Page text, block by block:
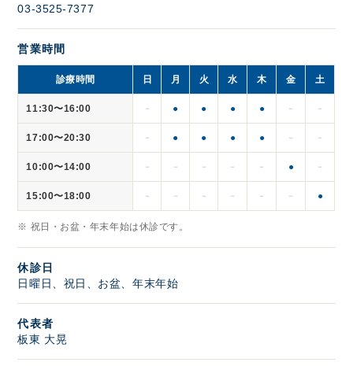
03-3525-7377
営業時間
診療時間 日 月 火 水 木 金 土
11:30〜16:00 － ● ● ● ● － －
17:00〜20:30 － ● ● ● ● － －
10:00〜14:00 － － － － － ● －
15:00〜18:00 － － － － － － ●
※ 祝日・お盆・年末年始は休診です。
休診日
日曜日、祝日、お盆、年末年始
代表者
板東 大晃